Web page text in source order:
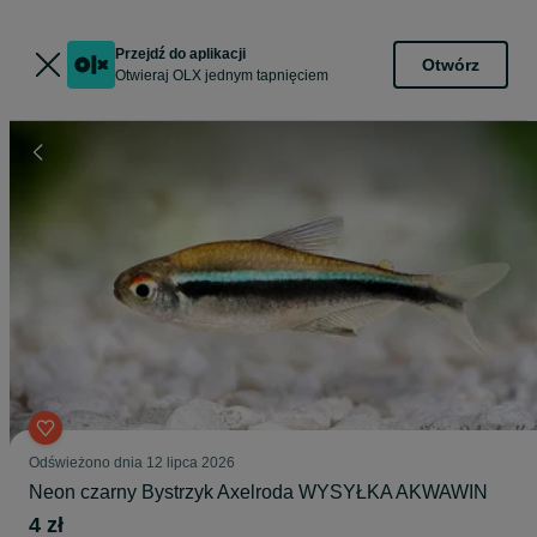
Przejdź do aplikacji
Otwieraj OLX jednym tapnięciem
Otwórz
Odświeżono dnia 12 lipca 2026
Neon czarny Bystrzyk Axelroda WYSYŁKA AKWAWIN
4 zł